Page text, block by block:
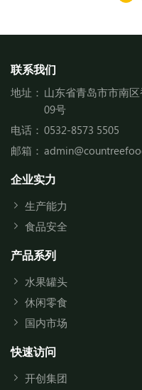
联系我们
地址： 山东省青岛市市南
09号
电话： 0532-8573 5505
邮箱：
企业实力
生产能力
食品安全
产品系列
水果罐头
休闲零食
国内市场
快速访问
开创集团